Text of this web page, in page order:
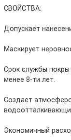
СВОЙСТВА:
Допускает
Маскирует
Срок службы
менее 8-ти лет.
Создает
Экономичный